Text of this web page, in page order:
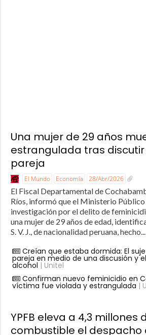
Una mujer de 29 años
estrangulada tras discutir
pareja
El Mundo Economía 28/Abr/2026
El Fiscal Departamental de
Ríos, informó que el Ministerio Público
investigación por el delito de
una mujer de 29 años de edad,
S. V. J., de nacionalidad peruana, hecho...
Creían que estaba dormida: El
pareja en medio de una discusión y
alcohol | Unitel
Confirman nuevo feminicidio en
víctima fue violada y estrangulada |
YPFB eleva a 4,3 millones
combustible el despacho